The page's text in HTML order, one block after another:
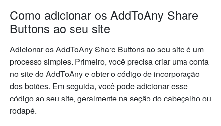
Como adicionar os AddToAny Share
Buttons ao seu site
Adicionar os AddToAny Share Buttons ao seu site é um
processo simples. Primeiro, você precisa criar uma conta
no site do AddToAny e obter o código de incorporação
dos botões. Em seguida, você pode adicionar esse
código ao seu site, geralmente na seção do cabeçalho ou
rodapé.